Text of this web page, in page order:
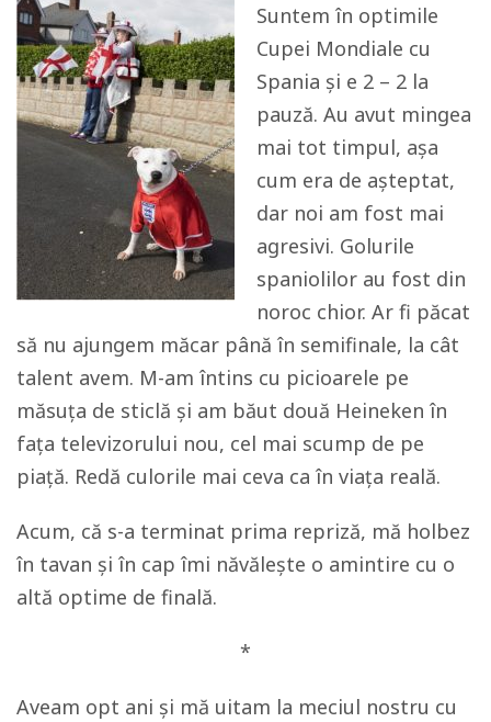
Suntem în optimile
Cupei Mondiale cu
Spania și e 2 – 2 la
pauză. Au avut mingea
mai tot timpul, așa
cum era de așteptat,
dar noi am fost mai
agresivi. Golurile
spaniolilor au fost din
noroc chior. Ar fi păcat
să nu ajungem măcar până în semifinale, la cât
talent avem. M-am întins cu picioarele pe
măsuța de sticlă și am băut două Heineken în
fața televizorului nou, cel mai scump de pe
piață. Redă culorile mai ceva ca în viața reală.
Acum, că s-a terminat prima repriză, mă holbez
în tavan și în cap îmi năvălește o amintire cu o
altă optime de finală.
*
Aveam opt ani și mă uitam la meciul nostru cu